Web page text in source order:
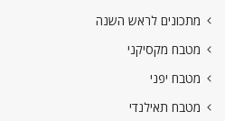
מתכונים לראש השנה
מטבח מקסיקני
מטבח יפני
מטבח תאילנדי